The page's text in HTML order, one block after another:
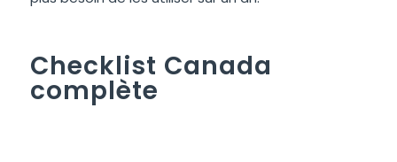
Checklist Canada
complète